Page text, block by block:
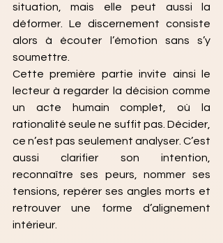
situation, mais elle peut aussi la
déformer. Le discernement consiste
alors à écouter l’émotion sans s’y
soumettre.
Cette première partie invite ainsi le
lecteur à regarder la décision comme
un acte humain complet, où la
rationalité seule ne suffit pas. Décider,
ce n’est pas seulement analyser. C’est
aussi clarifier son intention,
reconnaître ses peurs, nommer ses
tensions, repérer ses angles morts et
retrouver une forme d’alignement
intérieur.